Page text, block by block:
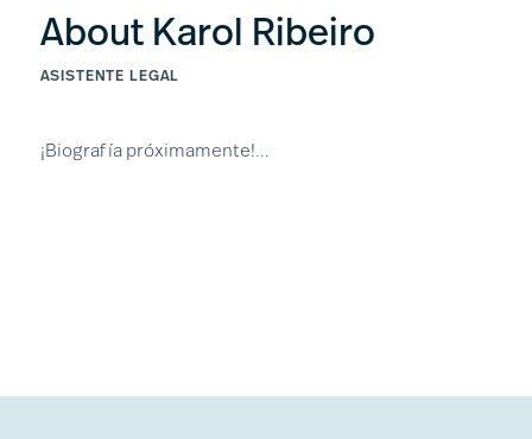
About Karol Ribeiro
ASISTENTE LEGAL
¡Biografía próximamente!…